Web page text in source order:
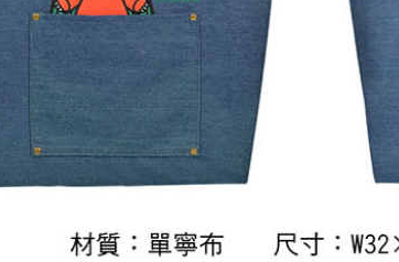
宅配-離島(
NT$220/
黑貓宅配-
NT$150/
✈️ 海外配送